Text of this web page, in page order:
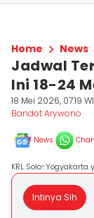
Home News
Jadwal
Ini 18-24
18 Mei 2026, 07:19
Bandot Arywono
News
KRL Solo-
Intinya Sih